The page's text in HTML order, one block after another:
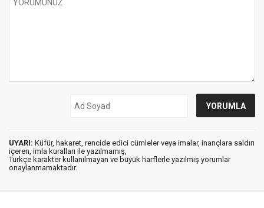
UYARI: Küfür, hakaret, rencide edici cümleler veya imalar, inançlara saldırı
içeren, imla kuralları ile yazılmamış,
Türkçe karakter kullanılmayan ve büyük harflerle yazılmış yorumlar
onaylanmamaktadır.